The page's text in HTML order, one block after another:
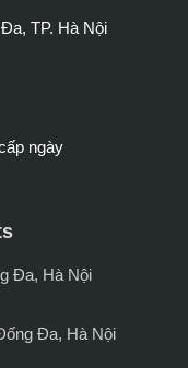
TP. Hà Nội
ngày
Đa, Hà Nội
Đa, Hà Nội